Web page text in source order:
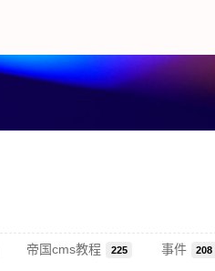
帝国cms教程 225 事件 208